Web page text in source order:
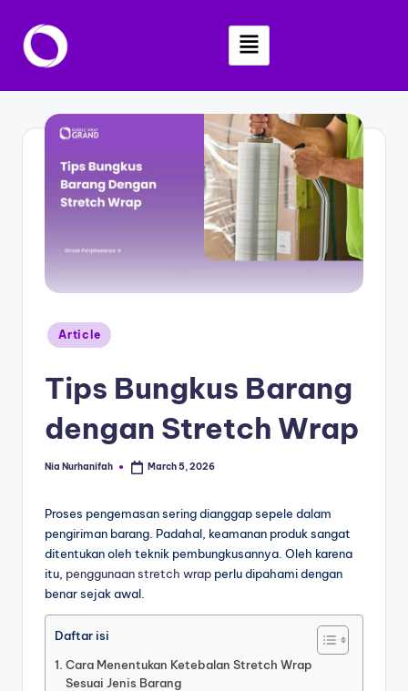
Skip
Article
Tips Bungkus Barang
dengan Stretch Wrap
Nia Nurhanifah March 5, 2026
Proses pengemasan sering dianggap sepele dalam
pengiriman barang. Padahal, keamanan produk sangat
ditentukan oleh teknik pembungkusannya. Oleh karena
itu, penggunaanstretch wrap perlu dipahami dengan
benar sejak awal.
Daftar isi
Cara Menentukan Ketebalan Stretch Wrap
Sesuai Jenis Barang